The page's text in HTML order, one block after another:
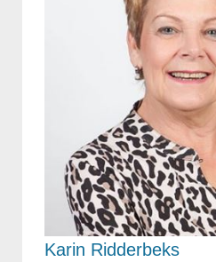
Karin Ridderbeks